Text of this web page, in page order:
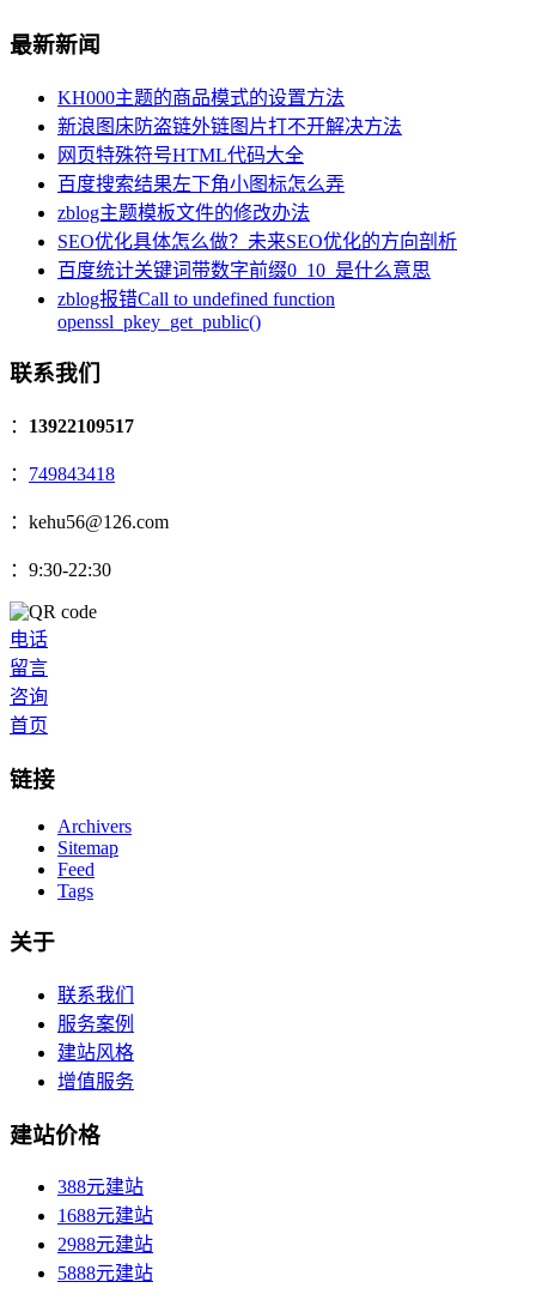
最新新闻
KH000主题的商品模式的设置方法
新浪图床防盗链外链图片打不开解决方法
网页特殊符号HTML代码大全
百度搜索结果左下角小图标怎么弄
zblog主题模板文件的修改办法
SEO优化具体怎么做？未来SEO优化的方向剖析
百度统计关键词带数字前缀0_10_是什么意思
zblog报错Call to undefined function
openssl_pkey_get_public()
联系我们
： 13922109517
： 749843418
：kehu56@126.com
：9:30-22:30
电话
留言
咨询
首页
链接
Archivers
Sitemap
Feed
Tags
关于
联系我们
服务案例
建站风格
增值服务
建站价格
388元建站
1688元建站
2988元建站
5888元建站